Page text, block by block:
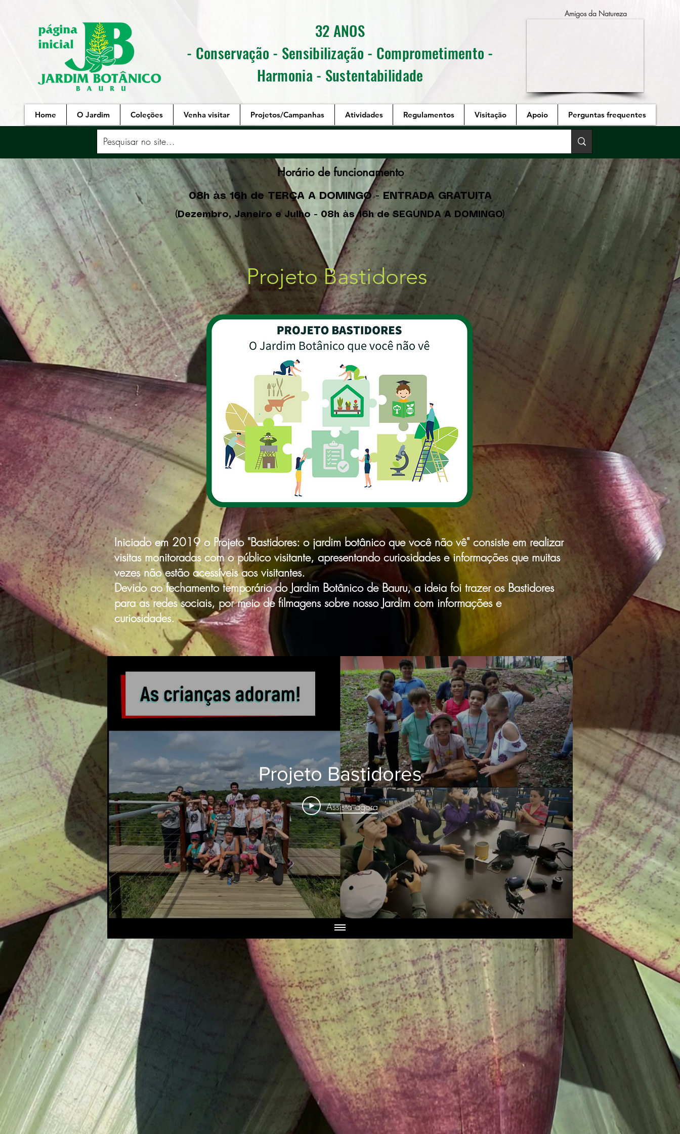
Home O Jardim Coleções Venha visitar Projetos/Campanhas Atividades Regulamentos Visitação Apoio Perguntas frequentes
Amigos da Natureza
32 ANOS
- Conservação - Sensibilização - Comprometimento -
Harmonia - Sustentabilidade
Horário de funcionamento
08h às 16h de TERÇA A DOMINGO - ENTRADA GRATUITA
(Dezembro, Janeiro e Julho - 08h às 16h de SEGUNDA A DOMINGO)
Projeto Bastidores
Iniciado em 2019 o Projeto "Bastidores: o jardim botânico que você não vê" consiste em realizar
visitas monitoradas com o público visitante, apresentando curiosidades e informações que muitas
vezes não estão acessíveis aos visitantes.
Devido ao fechamento temporário do Jardim Botânico de Bauru, a ideia foi trazer os Bastidores
para as redes sociais, por meio de filmagens sobre nosso Jardim com informações e
curiosidades.
Projeto Bastidores
Assista agora